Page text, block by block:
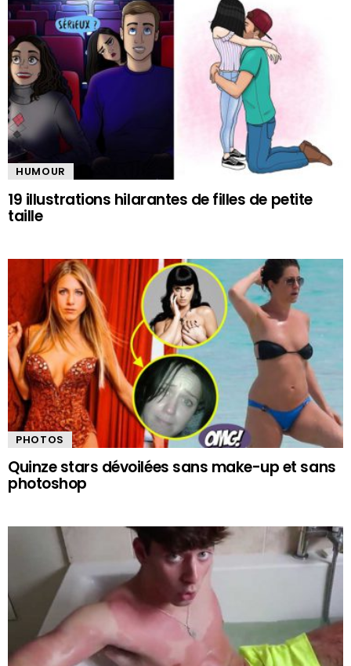
HUMOUR
19 illustrations hilarantes de filles de petite
taille
PHOTOS
Quinze stars dévoilées sans make-up et sans
photoshop